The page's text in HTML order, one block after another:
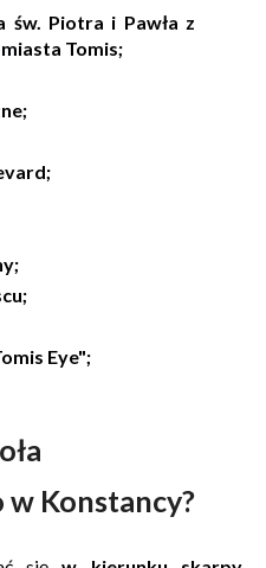
św. Piotra i Pawła z
Tomis;
Eye";
Konstancy?